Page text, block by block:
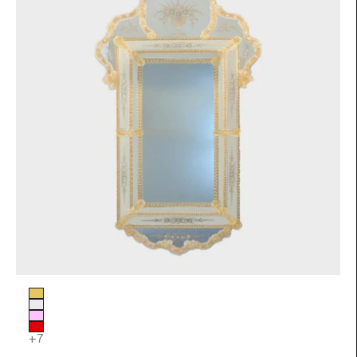
Color de Cristal
Pan de oro
Transparente
Rosa
Rojo
+7